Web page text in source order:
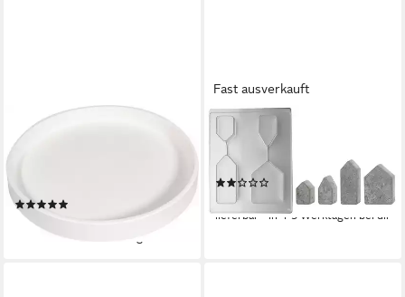
RAYHER
Modellierwerkzeug Silikon
18,5 cm Füllmenge 200 ml
15,74 €
lieferbar - in 4-5 Werktagen bei dir
Fast ausverkauft
Modellierwerkzeug Gießform
4 Häuser, 5,5-10,5 cm
14,26 €
lieferbar - in 4-5 Werktagen bei dir